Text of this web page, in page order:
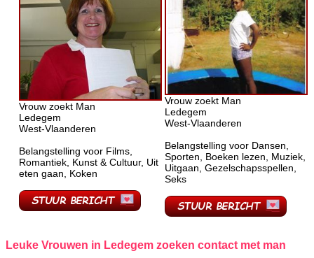
Vrouw zoekt Man
Ledegem
West-Vlaanderen
Belangstelling voor Films,
Romantiek, Kunst & Cultuur, Uit
eten gaan, Koken
Vrouw zoekt Man
Ledegem
West-Vlaanderen
Belangstelling voor Dansen,
Sporten, Boeken lezen, Muziek,
Uitgaan, Gezelschapsspellen,
Seks
Leuke Vrouwen in Ledegem zoeken contact met man